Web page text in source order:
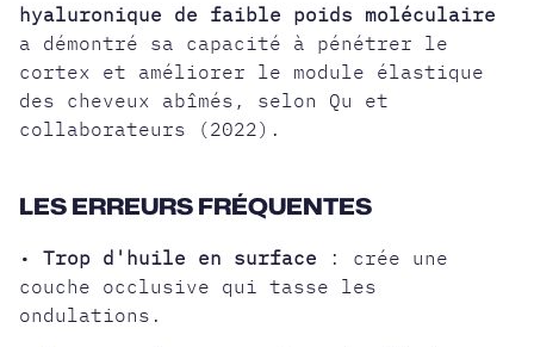
hyaluronique de faible poids moléculaire
a démontré sa capacité à pénétrer le
cortex et améliorer le module élastique
des cheveux abîmés, selon Qu et
collaborateurs (2022).
LES ERREURS FRÉQUENTES
•Trop d'huile en surface : crée une
couche occlusive qui tasse les
ondulations.